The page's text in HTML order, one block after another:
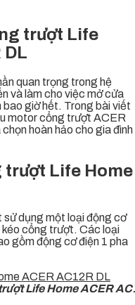
trượt Life
DL
quan trọng trong hệ
và làm cho việc mở cửa
bao giờ hết. Trong bài viết
motor cổng trượt ACER
hoàn hảo cho gia đình
trượt Life Home
sử dụng một loại động cơ
cổng trượt. Các loại
gồm động cơ điện 1 pha
Life Home ACER